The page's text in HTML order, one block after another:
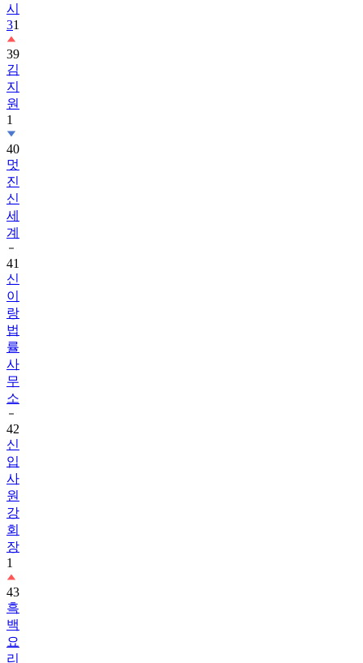
시
31
39
김
지
원
1
40
멋
진
신
세
계
41
신
이
랑
법
률
사
무
소
42
신
입
사
원
강
회
장
1
43
흑
백
요
리